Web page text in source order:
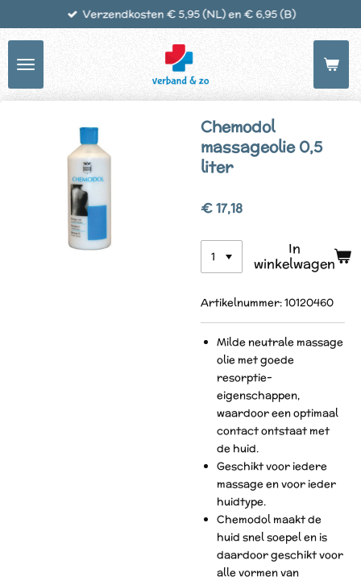
de
hoofdinhoud
Verzendkosten € 5,95 (NL) en € 6,95 (B)
Chemodol
massageolie 0,5
liter
€ 17,18
In
winkelwagen
Artikelnummer:10120460
Milde neutrale massage
olie met goede
resorptie-
eigenschappen,
waardoor een optimaal
contact ontstaat met
de huid.
Geschikt voor iedere
massage en voor ieder
huidtype.
Chemodol maakt de
huid snel soepel en is
daardoor geschikt voor
alle vormen van